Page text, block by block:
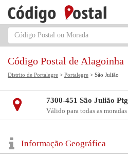
Código Postal de Alagoinha
Distrito de Portalegre > Portalegre > São Julião
7300-451 São Julião Ptg
Válido para todas as moradas
Informação Geográfica